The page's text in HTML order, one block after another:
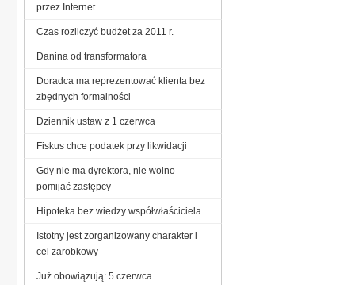
przez Internet
Czas rozliczyć budżet za 2011 r.
Danina od transformatora
Doradca ma reprezentować klienta bez
zbędnych formalności
Dziennik ustaw z 1 czerwca
Fiskus chce podatek przy likwidacji
Gdy nie ma dyrektora, nie wolno
pomijać zastępcy
Hipoteka bez wiedzy współwłaściciela
Istotny jest zorganizowany charakter i
cel zarobkowy
Już obowiązują: 5 czerwca